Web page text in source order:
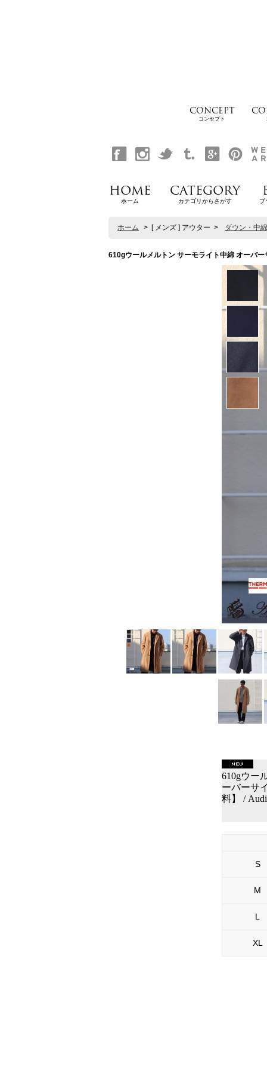
CONCEPT
コンセプト
HOME
ホーム
CATEGORY
カテゴリからさがす ブ
ホーム > [ メンズ ] アウター > ダウン・中綿
610gウールメルトン サーモライト中綿 オーバ
610gウー
ーバーサ
料】 /
S
M
L
XL